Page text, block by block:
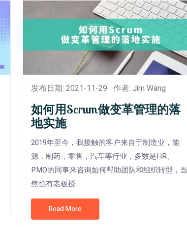
发布日期: 2021-11-29 作者: Jim Wang
如何用Scrum做变革管理的落
地实施
2019年至今，我接触的客户来自于制造业，能
源，制药，零售，汽车等行业，多数是HR、
PMO的同事来咨询如何帮助团队和组织转型，当
然也有老板授...
Read More